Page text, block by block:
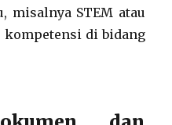
misalnya STEM atau
kompetensi di bidang